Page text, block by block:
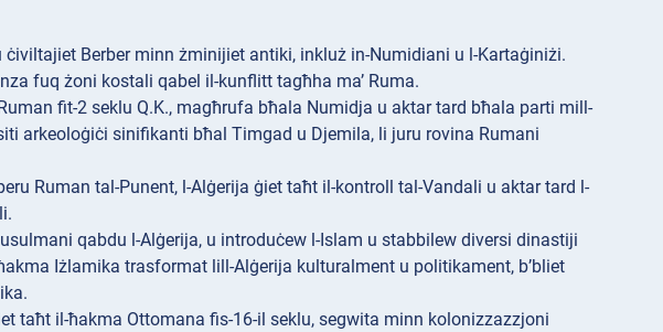
Berber minn żminijiet antiki, inkluż in-Numidiani u l-Kartaġiniżi.
fuq żoni kostali qabel il-kunflitt tagħha ma’ Ruma.
fit-2 seklu Q.K., magħrufa bħala Numidja u aktar tard bħala parti mill-
arkeoloġiċi sinifikanti bħal Timgad u Djemila, li juru rovina Rumani
Ruman tal-Punent, l-Alġerija ġiet taħt il-kontroll tal-Vandali u aktar tard l-
qabdu l-Alġerija, u introduċew l-Islam u stabbilew diversi dinastiji
Iżlamika trasformat lill-Alġerija kulturalment u politikament, b’bliet
taħt il-ħakma Ottomana fis-16-il seklu, segwita minn kolonizzazzjoni